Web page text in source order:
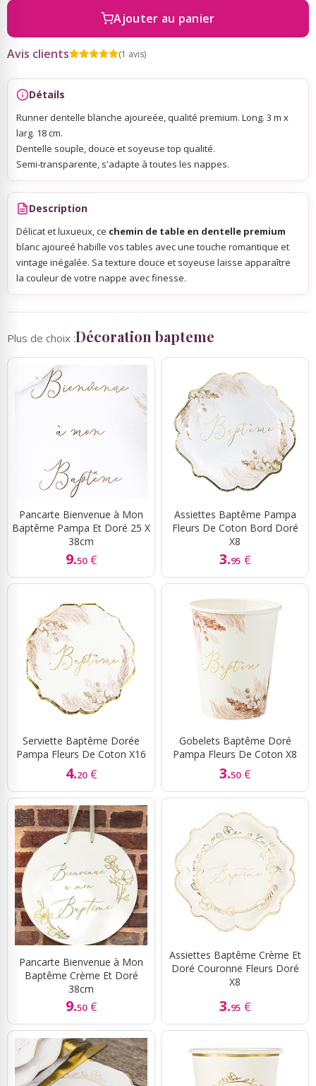
Sky Lanterns
Rubans Tulle Organdi
Scrapbooking, Loisirs Créatifs
Ajouter au panier
Avis clients (1 avis)
Détails
Runner dentelle blanche ajoureée, qualité premium. Long. 3 m x
larg. 18 cm.
Dentelle souple, douce et soyeuse top qualité.
Semi-transparente, s'adapte à toutes les nappes.
Description
Délicat et luxueux, ce chemin de table en dentelle premium
blanc ajoureé habille vos tables avec une touche romantique et
vintage inégalée. Sa texture douce et soyeuse laisse apparaître
la couleur de votre nappe avec finesse.
Plus de choix :Décoration bapteme
Pancarte Bienvenue à Mon
Baptême Pampa Et Doré 25 X
38cm
9.50 €
Assiettes Baptême Pampa
Fleurs De Coton Bord Doré
X8
3.95 €
Serviette Baptême Dorée
Pampa Fleurs De Coton X16
4.20 €
Gobelets Baptême Doré
Pampa Fleurs De Coton X8
3.50 €
Pancarte Bienvenue à Mon
Baptême Crème Et Doré
38cm
9.50 €
Assiettes Baptême Crème Et
Doré Couronne Fleurs Doré
X8
3.95 €